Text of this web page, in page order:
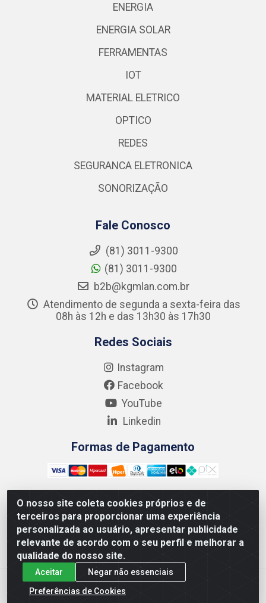
O nosso site coleta cookies próprios e de
terceiros para proporcionar uma experiência
personalizada ao usuário, apresentar publicidade
relevante de acordo com o seu perfil e melhorar a
qualidade do nosso site.
Aceitar
Negar não essenciais
Preferências de Cookies
ENERGIA
ENERGIA SOLAR
FERRAMENTAS
IOT
MATERIAL ELETRICO
OPTICO
REDES
SEGURANCA ELETRONICA
SONORIZAÇÃO
Fale Conosco
(81) 3011-9300
(81) 3011-9300
b2b@kgmlan.com.br
Atendimento de segunda a sexta-feira das
08h às 12h e das 13h30 às 17h30
Redes Sociais
Instagram
Facebook
YouTube
Linkedin
Formas de Pagamento
Kgmlan Distribuidora LTDA - CNPJ 18.217.682/0001-54 -
Rua Pedro de Barros Cavalcante, 58 - Bultrins, Olinda/PE
- CEP 53320-110